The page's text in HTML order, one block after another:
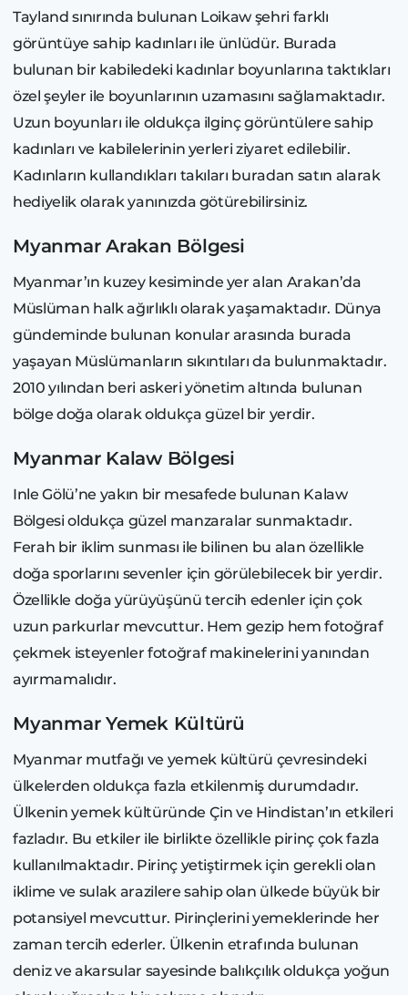
Tayland sınırında bulunan Loikaw şehri farklı
görüntüye sahip kadınları ile ünlüdür. Burada
bulunan bir kabiledeki kadınlar boyunlarına taktıkları
özel şeyler ile boyunlarının uzamasını sağlamaktadır.
Uzun boyunları ile oldukça ilginç görüntülere sahip
kadınları ve kabilelerinin yerleri ziyaret edilebilir.
Kadınların kullandıkları takıları buradan satın alarak
hediyelik olarak yanınızda götürebilirsiniz.
Myanmar Arakan Bölgesi
Myanmar’ın kuzey kesiminde yer alan Arakan’da
Müslüman halk ağırlıklı olarak yaşamaktadır. Dünya
gündeminde bulunan konular arasında burada
yaşayan Müslümanların sıkıntıları da bulunmaktadır.
2010 yılından beri askeri yönetim altında bulunan
bölge doğa olarak oldukça güzel bir yerdir.
Myanmar Kalaw Bölgesi
Inle Gölü’ne yakın bir mesafede bulunan Kalaw
Bölgesi oldukça güzel manzaralar sunmaktadır.
Ferah bir iklim sunması ile bilinen bu alan özellikle
doğa sporlarını sevenler için görülebilecek bir yerdir.
Özellikle doğa yürüyüşünü tercih edenler için çok
uzun parkurlar mevcuttur. Hem gezip hem fotoğraf
çekmek isteyenler fotoğraf makinelerini yanından
ayırmamalıdır.
Myanmar Yemek Kültürü
Myanmar mutfağı ve yemek kültürü çevresindeki
ülkelerden oldukça fazla etkilenmiş durumdadır.
Ülkenin yemek kültüründe Çin ve Hindistan’ın etkileri
fazladır. Bu etkiler ile birlikte özellikle pirinç çok fazla
kullanılmaktadır. Pirinç yetiştirmek için gerekli olan
iklime ve sulak arazilere sahip olan ülkede büyük bir
potansiyel mevcuttur. Pirinçlerini yemeklerinde her
zaman tercih ederler. Ülkenin etrafında bulunan
deniz ve akarsular sayesinde balıkçılık oldukça yoğun